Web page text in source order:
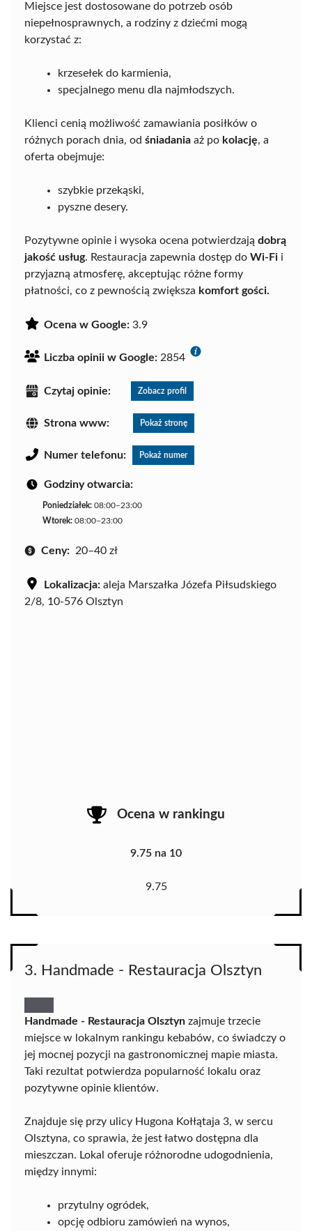
Miejsce jest dostosowane do potrzeb osób
niepełnosprawnych, a rodziny z dziećmi mogą
korzystać z:
krzesełek do karmienia,
specjalnego menu dla najmłodszych.
Klienci cenią możliwość zamawiania posiłków o
różnych porach dnia, od śniadania aż po kolację, a
oferta obejmuje:
szybkie przekąski,
pyszne desery.
Pozytywne opinie i wysoka ocena potwierdzają dobrą
jakość usług. Restauracja zapewnia dostęp do Wi-Fi i
przyjazną atmosferę, akceptując różne formy
płatności, co z pewnością zwiększa komfort gości.
Ocena w Google: 3.9
Liczba opinii w Google: 2854
Czytaj opinie: Zobacz profil
Strona www: Pokaż stronę
Numer telefonu: Pokaż numer
Godziny otwarcia:
Poniedziałek: 08:00–23:00
Wtorek: 08:00–23:00
Ceny: 20–40 zł
Lokalizacja: aleja Marszałka Józefa Piłsudskiego
2/8, 10-576 Olsztyn
Ocena w rankingu
9.75 na 10
9.75
3. Handmade - Restauracja Olsztyn
Handmade - Restauracja Olsztyn zajmuje trzecie
miejsce w lokalnym rankingu kebabów, co świadczy o
jej mocnej pozycji na gastronomicznej mapie miasta.
Taki rezultat potwierdza popularność lokalu oraz
pozytywne opinie klientów.
Znajduje się przy ulicy Hugona Kołłątaja 3, w sercu
Olsztyna, co sprawia, że jest łatwo dostępna dla
mieszczan. Lokal oferuje różnorodne udogodnienia,
między innymi:
przytulny ogródek,
opcję odbioru zamówień na wynos,